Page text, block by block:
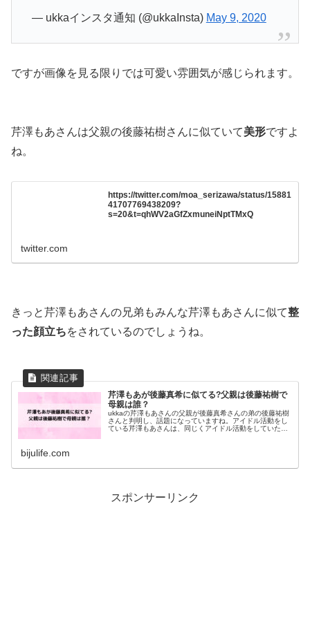
— ukkaインスタ通知 (@ukkaInsta) May 9, 2020
ですが画像を見る限りでは可愛い雰囲気が感じられます。
芹澤もあさんは父親の後藤祐樹さんに似ていて美形ですよ
ね。
https://twitter.com/moa_serizawa/status/15881
41707769438209?
s=20&t=qhWV2aGfZxmuneiNptTMxQ
twitter.com
きっと芹澤もあさんの兄弟もみんな芹澤もあさんに似て整
った顔立ちをされているのでしょうね。
芹澤もあが後藤真希に似てる?父親は後藤祐樹で
母親は誰？
ukkaの芹澤もあさんの父親が後藤真希さんの弟の後藤祐樹
さんと判明し、話題になっていますね。アイドル活動をし
ている芹澤もあさんは、同じくアイドル活動をしていた伯
bijulife.com
スポンサーリンク